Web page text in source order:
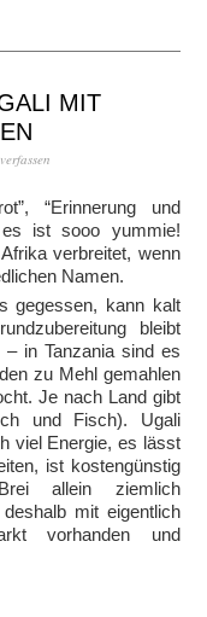
MIT
“Erinnerung und
ist sooo yummie!
verbreitet, wenn
Namen.
gegessen, kann kalt
bleibt
– in Tanzania sind es
zu Mehl gemahlen
Je nach Land gibt
und Fisch). Ugali
viel Energie, es lässt
ist kostengünstig
allein ziemlich
mit eigentlich
vorhanden und